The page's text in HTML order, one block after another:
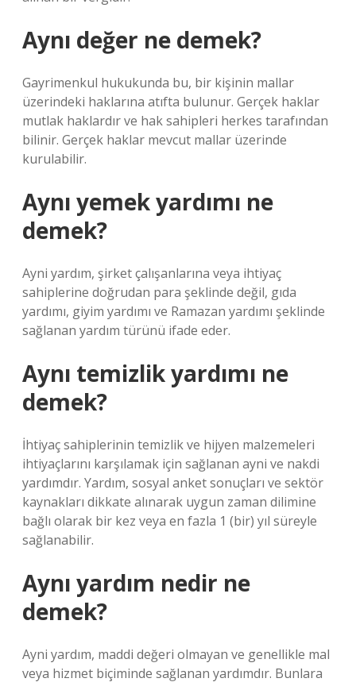
Aynı değer ne demek?
Gayrimenkul hukukunda bu, bir kişinin mallar
üzerindeki haklarına atıfta bulunur. Gerçek haklar
mutlak haklardır ve hak sahipleri herkes tarafından
bilinir. Gerçek haklar mevcut mallar üzerinde
kurulabilir.
Aynı yemek yardımı ne
demek?
Ayni yardım, şirket çalışanlarına veya ihtiyaç
sahiplerine doğrudan para şeklinde değil, gıda
yardımı, giyim yardımı ve Ramazan yardımı şeklinde
sağlanan yardım türünü ifade eder.
Aynı temizlik yardımı ne
demek?
İhtiyaç sahiplerinin temizlik ve hijyen malzemeleri
ihtiyaçlarını karşılamak için sağlanan ayni ve nakdi
yardımdır. Yardım, sosyal anket sonuçları ve sektör
kaynakları dikkate alınarak uygun zaman dilimine
bağlı olarak bir kez veya en fazla 1 (bir) yıl süreyle
sağlanabilir.
Aynı yardım nedir ne
demek?
Ayni yardım, maddi değeri olmayan ve genellikle mal
veya hizmet biçiminde sağlanan yardımdır. Bunlara